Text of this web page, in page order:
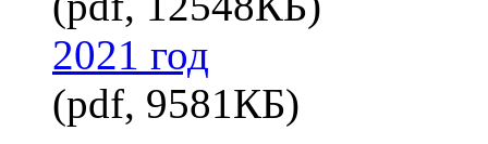
2021 год
(pdf, 9581КБ)